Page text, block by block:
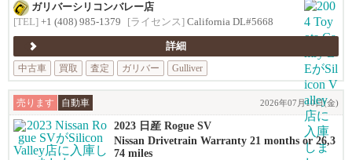
ガリバーシリコンバレー店
[TEL] +1 (408) 985-1379 [ライセンス] California DL#5668
詳細
中古車
買取 査定 ガリバー Gulliver
売ります 自動車 2026年07月10日(金)
2023 日産 Rogue SV
Nissan Drivetrain Warranty 21 months or 26,3
74 miles